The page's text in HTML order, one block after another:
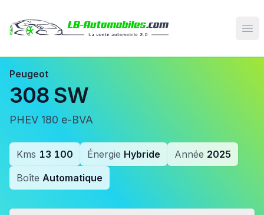
Peugeot
308 SW
PHEV 180 e-BVA
Kms 13 100 Énergie Hybride Année 2025
Boîte Automatique